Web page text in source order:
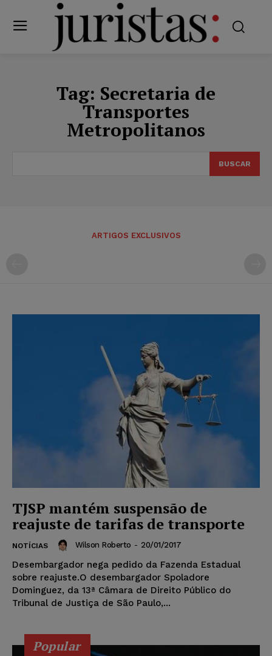
Tag: Secretaria de
Transportes
Metropolitanos
BUSCAR
ARTIGOS EXCLUSIVOS
TJSP mantém suspensão de
reajuste de tarifas de transporte
NOTÍCIAS Wilson Roberto - 20/01/2017
Desembargador nega pedido da Fazenda Estadual
sobre reajuste.O desembargador Spoladore
Dominguez, da 13ª Câmara de Direito Público do
Tribunal de Justiça de São Paulo,...
Popular